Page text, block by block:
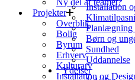
Installation
Planlægning
Børn og
Sundhed
Uddannelse
Ydelser
Ny del af teamet?
Projekter
Overblik
Bolig
Byrum
Erhverv
Kulturarv
Installation og